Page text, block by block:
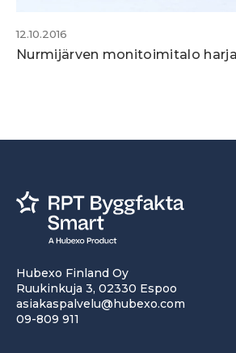
12.10.2016
Nurmijärven monitoimitalo
Hubexo Finland Oy
Ruukinkuja 3, 02330 Espoo
asiakaspalvelu@hubexo.com
09-809 911